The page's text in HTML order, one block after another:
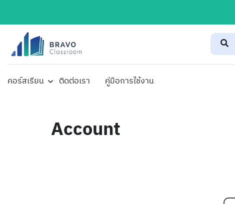
คอร์สเรียน ติดต่อเรา คู่มือการใช้งาน
Account